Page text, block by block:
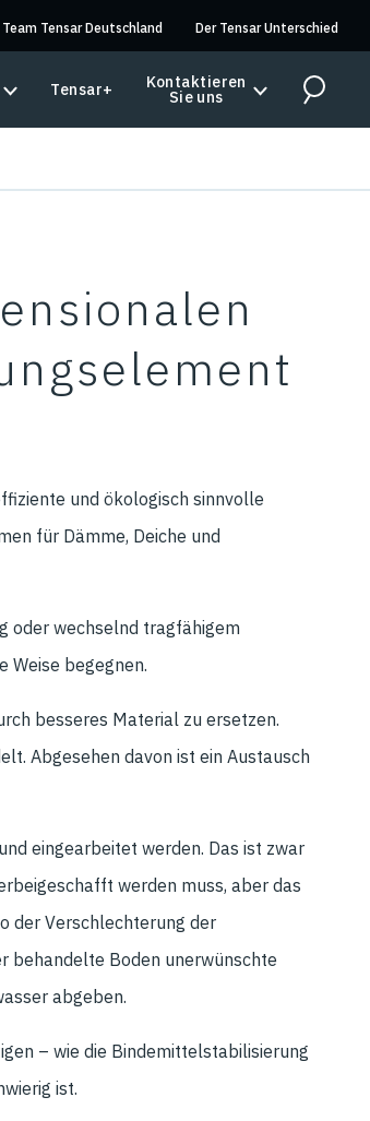
Team Tensar Deutschland Der Tensar Unterschied
Tensar+ Kontaktieren
Sie uns Search
und ökologisch sinnvolle
für Dämme, Deiche und
oder wechselnd tragfähigem
Weise begegnen.
besseres Material zu ersetzen.
Abgesehen davon ist ein Austausch
eingearbeitet werden. Das ist zwar
werden muss, aber das
der Verschlechterung der
behandelte Boden unerwünschte
abgeben.
– wie die Bindemittelstabilisierung
ist.